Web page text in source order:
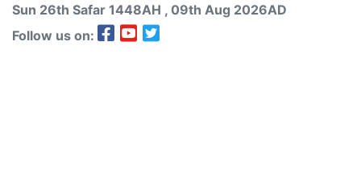
Sun 26th Safar 1448AH , 09th Aug 2026AD
Follow us on: